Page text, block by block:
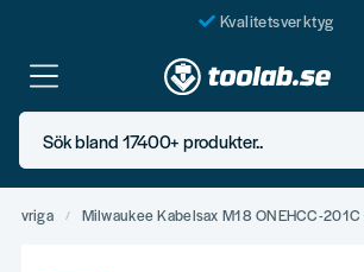
Kvalitetsverktyg
Fraktfritt över 999 SEK*
En järnhandel för alla
Butik i Göteborg
Sök bland 17400+ produkter..
Övriga Milwaukee Kabelsax M18 ONEHCC-201C